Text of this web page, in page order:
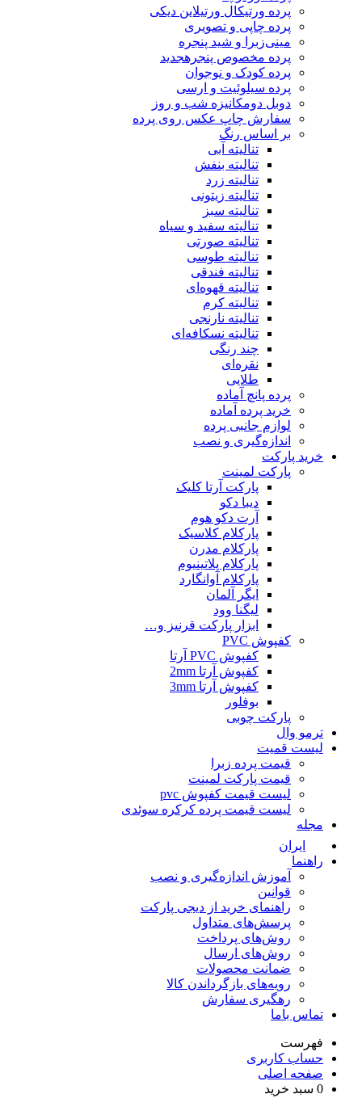
پرده ورتیکال ورتیلاین دیکی
پرده چاپی و تصویری
مینی‌زبرا و شید پنجره
پرده مخصوص پنجره جدید
پرده کودک و نوجوان
پرده سیلوئیت و ارسی
دوبل دومکانیزه شب و روز
سفارش چاپ عکس روی پرده
بر اساس رنگ
تنالیته آبی
تنالیته بنفش
تنالیته زرد
تنالیته زیتونی
تنالیته سبز
تنالیته سفید و سیاه
تنالیته صورتی
تنالیته طوسی
تنالیته فندقی
تنالیته قهوه‌ای
تنالیته کرم
تنالیته نارنجی
تنالیته نسکافه‌ای
چند رنگی
نقره‌ای
طلایی
پرده پانچ آماده
خرید پرده آماده
لوازم جانبی پرده
اندازه‌گیری و نصب
خرید پارکت
پارکت لمینت
پارکت آرتا کلیک
دیبا دکو
آرت دکو هوم
پارکلام کلاسیک
پارکلام مدرن
پارکلام پلاتینیوم
پارکلام آوانگارد
ایگر آلمان
لیگنا وود
ابزار پارکت قرنیز و…
کفپوش PVC
کفپوش PVC آرتا
کفپوش آرتا 2mm
کفپوش آرتا 3mm
بوفلور
پارکت چوبی
ترمو وال
لیست قمیت
قیمت پرده زبرا
قیمت پارکت لمینت
لیست قیمت کفپوش pvc
لیست قیمت پرده کرکره سوئدی
مجله
ایران
راهنما
آموزش اندازه‌گیری و نصب
قوانین
راهنمای خرید از دیجی پارکت
پرسش‌های متداول
روش‌های پرداخت
روش‌های ارسال
ضمانت محصولات
رویه‌های بازگرداندن کالا
رهگیری سفارش
تماس باما
فهرست
حساب کاربری
صفحه اصلی
سبد خرید